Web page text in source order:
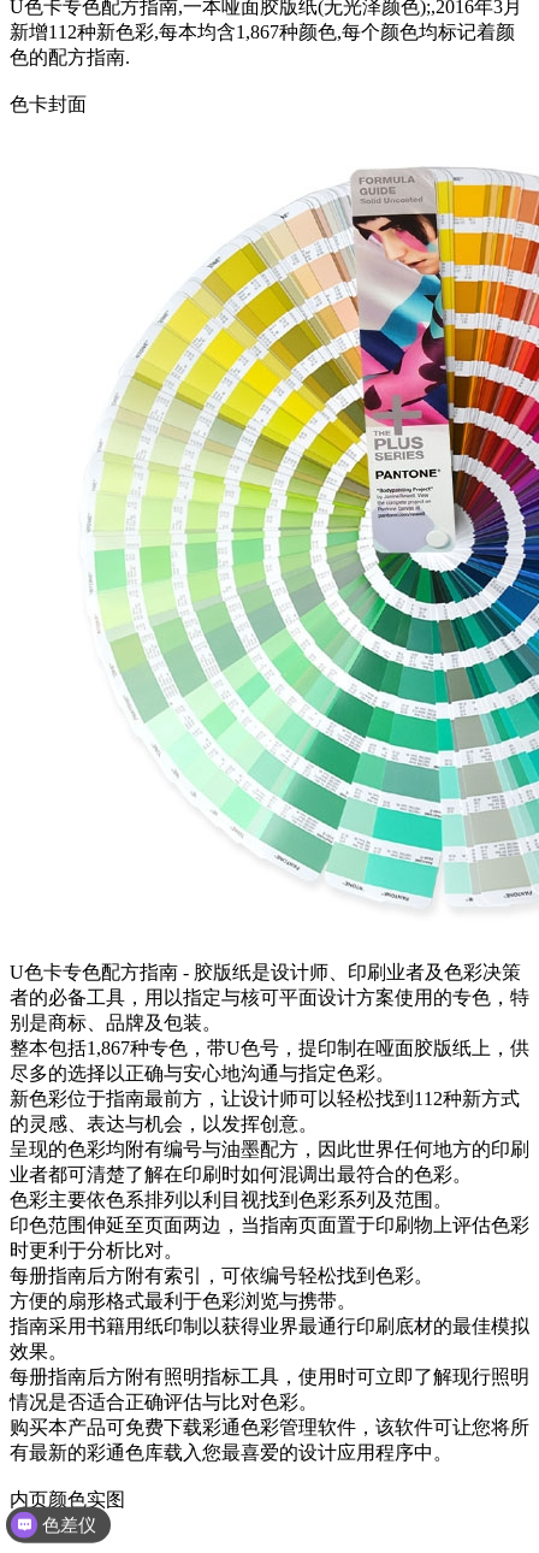
U色卡专色配方指南,一本哑面胶版纸(无光泽颜色);,2016年3月
新增112种新色彩,每本均含1,867种颜色,每个颜色均标记着颜
色的配方指南.
色卡封面
U色卡专色配方指南 - 胶版纸是设计师、印刷业者及色彩决策
者的必备工具，用以指定与核可平面设计方案使用的专色，特
别是商标、品牌及包装。
整本包括1,867种专色，带U色号，提印制在哑面胶版纸上，供
尽多的选择以正确与安心地沟通与指定色彩。
新色彩位于指南最前方，让设计师可以轻松找到112种新方式
的灵感、表达与机会，以发挥创意。
呈现的色彩均附有编号与油墨配方，因此世界任何地方的印刷
业者都可清楚了解在印刷时如何混调出最符合的色彩。
色彩主要依色系排列以利目视找到色彩系列及范围。
印色范围伸延至页面两边，当指南页面置于印刷物上评估色彩
时更利于分析比对。
每册指南后方附有索引，可依编号轻松找到色彩。
方便的扇形格式最利于色彩浏览与携带。
指南采用书籍用纸印制以获得业界最通行印刷底材的最佳模拟
效果。
每册指南后方附有照明指标工具，使用时可立即了解现行照明
情况是否适合正确评估与比对色彩。
购买本产品可免费下载彩通色彩管理软件，该软件可让您将所
有最新的彩通色库载入您最喜爱的设计应用程序中。
内页颜色实图
色差仪